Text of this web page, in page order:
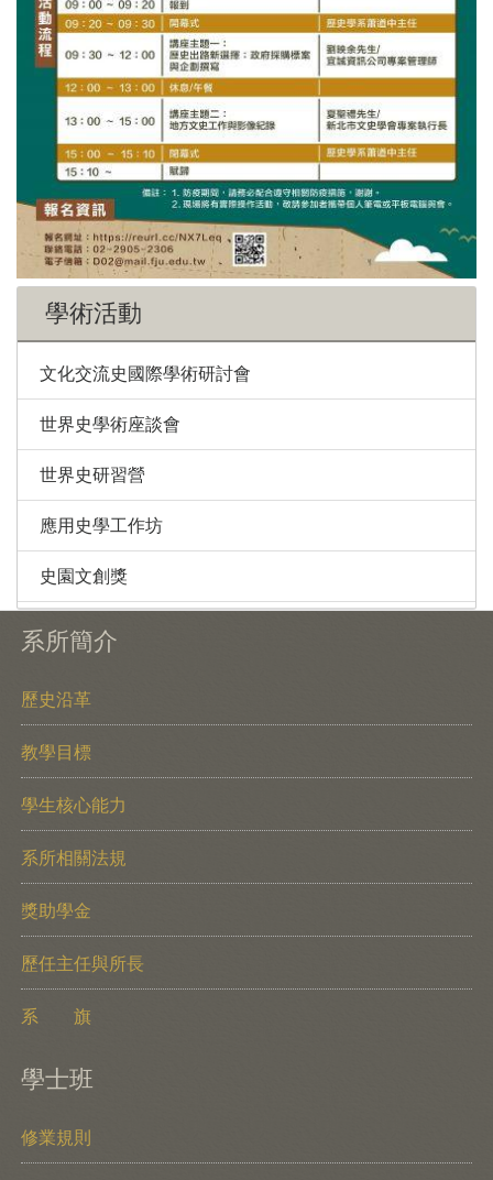
學術活動
文化交流史國際學術研討會
世界史學術座談會
世界史研習營
應用史學工作坊
史園文創獎
系所簡介
歷史沿革
教學目標
學生核心能力
系所相關法規
獎助學金
歷任主任與所長
系 旗
學士班
修業規則